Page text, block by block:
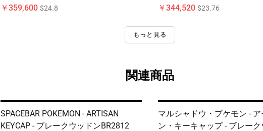
￥359,600 $24.8 ￥344,520 $23.76
もっと見る
関連商品
SPACEBAR POKEMON - ARTISAN
KEYCAP - ブレークウッドンBR2812
マルシャドウ・プケモン -
ン・キーキャップ - ブレー